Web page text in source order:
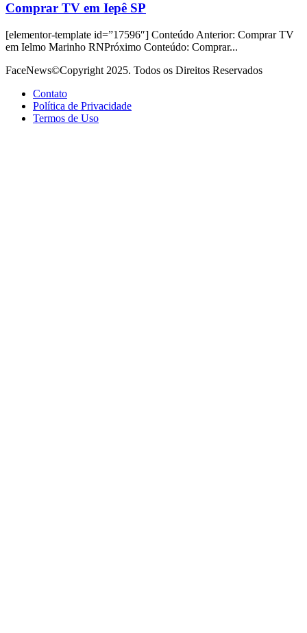
Comprar TV em Iepê SP
[elementor-template id=”17596″] Conteúdo Anterior: Comprar TV
em Ielmo Marinho RNPróximo Conteúdo: Comprar...
FaceNews©Copyright 2025. Todos os Direitos Reservados
Contato
Política de Privacidade
Termos de Uso